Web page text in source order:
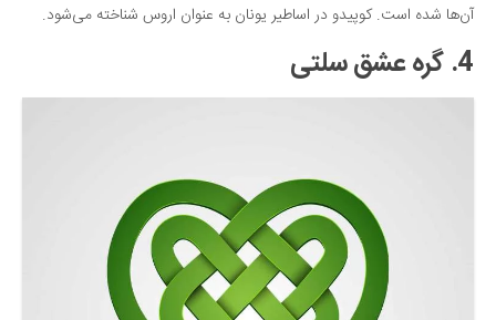
آن‌ها شده است. کوپیدو در اساطیر یونان به عنوان اروس شناخته می‌شود.
4. گره عشق سلتی